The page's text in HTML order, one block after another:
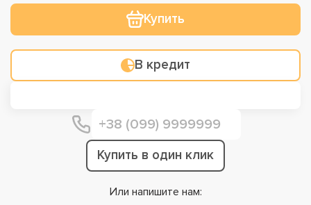
Купить
В кредит
Купить в один клик
Или напишите нам: